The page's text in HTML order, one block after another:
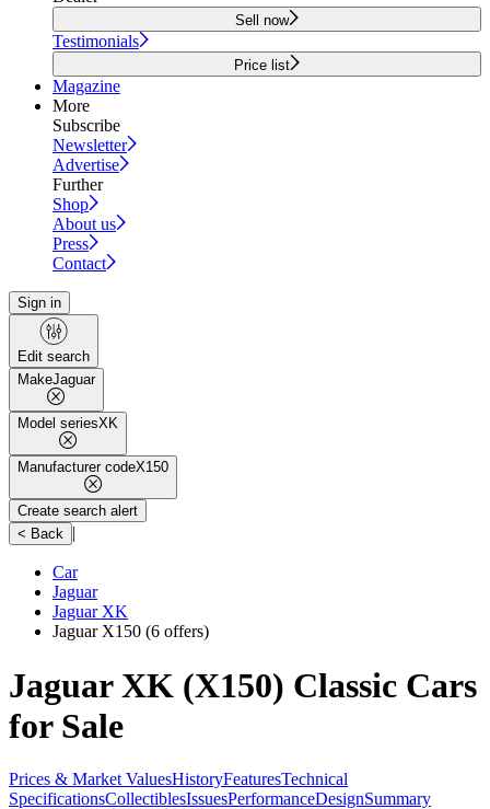
Sell now
Testimonials
Price list
Magazine
More
Subscribe
Newsletter
Advertise
Further
Shop
About us
Press
Contact
Sign in
Edit search
MakeJaguar
Model seriesXK
Manufacturer codeX150
Create search alert
< Back |
Car
Jaguar
Jaguar XK
Jaguar X150 (6 offers)
Jaguar XK (X150) Classic Cars
for Sale
Prices & Market ValuesHistoryFeaturesTechnical
SpecificationsCollectiblesIssuesPerformanceDesignSummary